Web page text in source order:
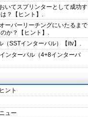
いてスプリンターとして成功す
？【ヒント】.
ーバーリーチングにいたるまで
か？【ヒント】.
（SSTインターバル）【itv】.
インターバル（4+8インターバ
ント
ュー